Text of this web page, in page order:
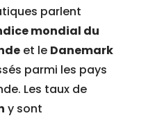
parlent
mondial du
et le Danemark
parmi les pays
Les taux de
y sont